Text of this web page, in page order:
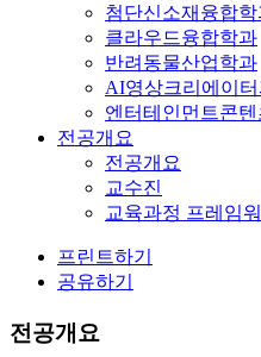
첨단신소재융합학
클라우드융합학과
반려동물산업학과
AI영상크리에이
엔터테인먼트콘
전공개요
전공개요
교수진
교육과정 프레임
프린트하기
공유하기
전공개요